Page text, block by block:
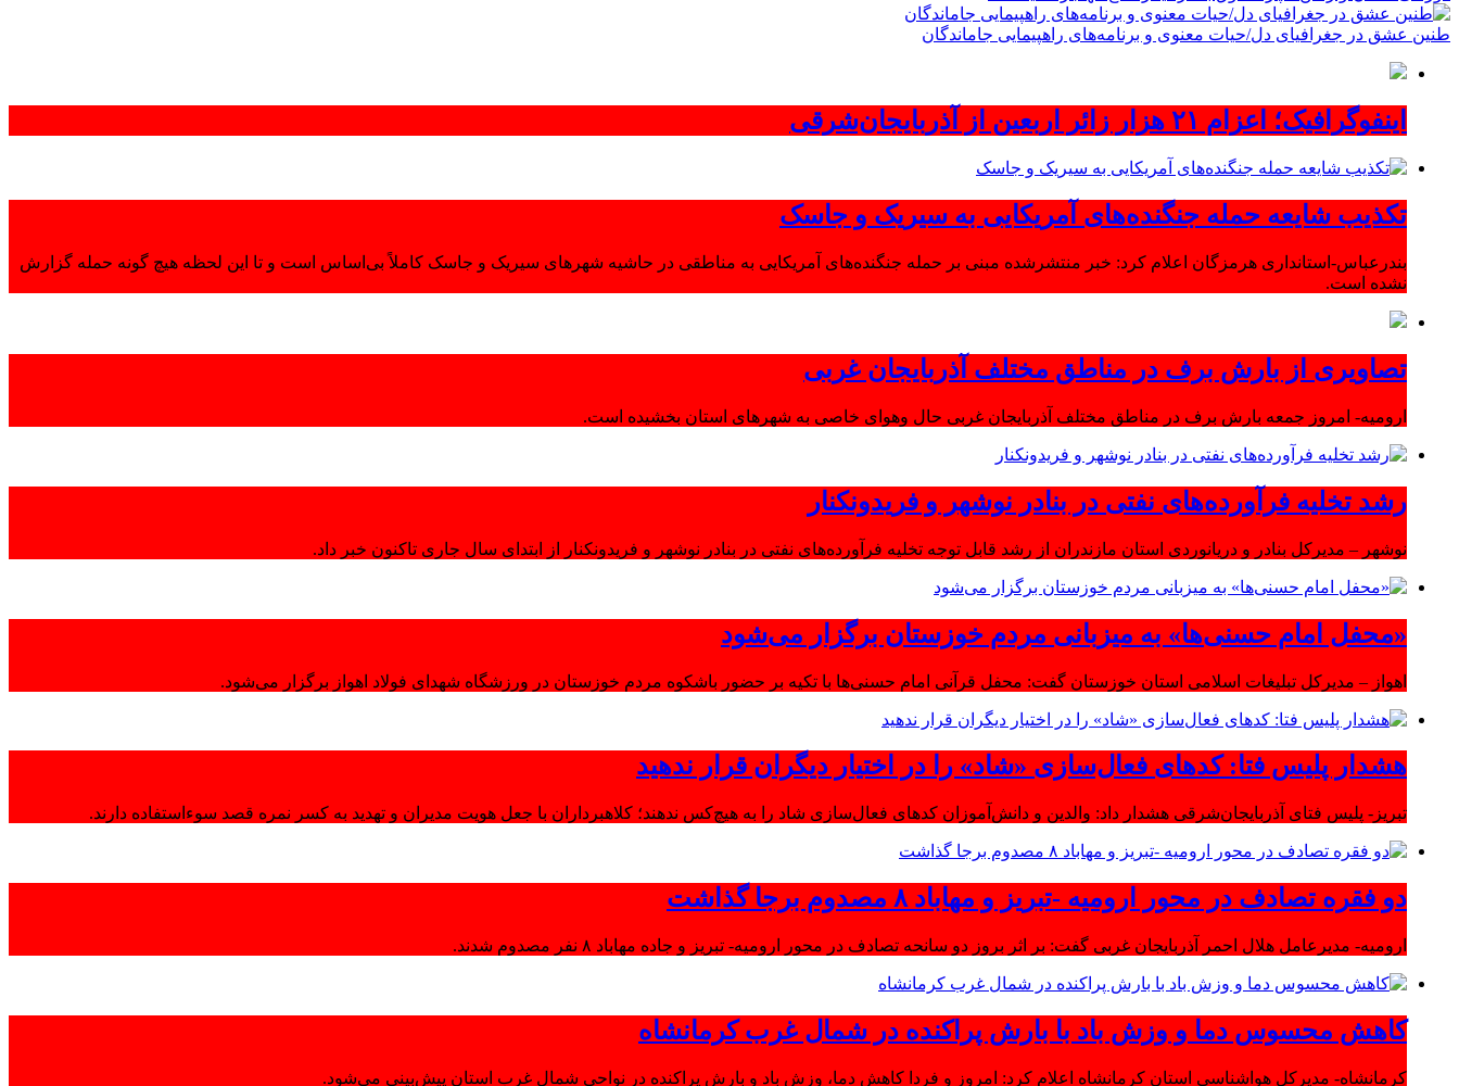
طنین عشق در جغرافیای دل/حیات معنوی و برنامه‌های راهپیمایی جاماندگان
اینفوگرافیک؛ اعزام ۲۱ هزار زائر اربعین از آذربایجان‌شرقی
تکذیب شایعه حمله جنگنده‌های آمریکایی به سیریک و جاسک
بندرعباس-استانداری هرمزگان اعلام کرد: خبر منتشرشده مبنی بر حمله جنگنده‌های آمریکایی به مناطقی در حاشیه شهرهای سیریک و جاسک کاملاً بی‌اساس است و تا این لحظه هیچ گونه حمله گزارش
نشده است.
تصاویری از بارش برف در مناطق مختلف آذربایجان غربی
ارومیه- امروز جمعه بارش برف در مناطق مختلف آذربایجان غربی حال وهوای خاصی به شهرهای استان بخشیده است.
رشد تخلیه فرآورده‌های نفتی در بنادر نوشهر و فریدونکنار
نوشهر – مدیرکل بنادر و دریانوردی استان مازندران از رشد قابل توجه تخلیه فرآورده‌های نفتی در بنادر نوشهر و فریدونکنار از ابتدای سال جاری تاکنون خبر داد.
«محفل امام حسنی‌ها» به میزبانی مردم خوزستان برگزار می‌شود
اهواز – مدیرکل تبلیغات اسلامی استان خوزستان گفت: محفل قرآنی امام حسنی‌ها با تکیه بر حضور باشکوه مردم خوزستان در ورزشگاه شهدای فولاد اهواز برگزار می‌شود.
هشدار پلیس فتا: کدهای فعال‌سازی «شاد» را در اختیار دیگران قرار ندهید
تبریز- پلیس فتای آذربایجان‌شرقی هشدار داد: والدین و دانش‌آموزان کدهای فعال‌سازی شاد را به هیچ‌کس ندهند؛ کلاهبرداران با جعل هویت مدیران و تهدید به کسر نمره قصد سوءاستفاده دارند.
دو فقره تصادف در محور ارومیه -تبریز و مهاباد ۸ مصدوم برجا گذاشت
ارومیه- مدیرعامل هلال احمر آذربایجان غربی گفت: بر اثر بروز دو سانحه تصادف در محور ارومیه- تبریز و جاده مهاباد ۸ نفر مصدوم شدند.
کاهش محسوس دما و وزش باد با بارش پراکنده در شمال غرب کرمانشاه
کرمانشاه- مدیرکل هواشناسی استان کرمانشاه اعلام کرد: امروز و فردا کاهش دما، وزش باد و بارش پراکنده در نواحی شمال غرب استان پیش‌بینی می‌شود.